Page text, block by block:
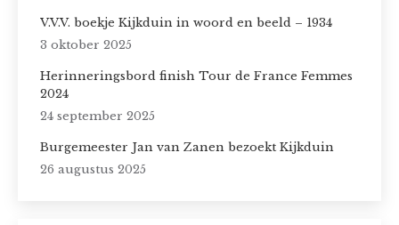
V.V.V. boekje Kijkduin in woord en beeld – 1934
3 oktober 2025
Herinneringsbord finish Tour de France Femmes
2024
24 september 2025
Burgemeester Jan van Zanen bezoekt Kijkduin
26 augustus 2025